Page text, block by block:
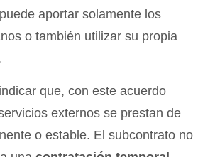
aportar solamente los
o también utilizar su propia
que, con este acuerdo
externos se prestan de
o estable. El subcontrato no